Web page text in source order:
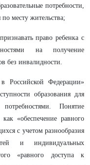
потребности,
месту жительства;
право ребенка с
на получение
без инвалидности.
Российской Федерации»
образования для
Понятие
как «обеспечение равного
с учетом разнообразия
и индивидуальных
«равного доступа к